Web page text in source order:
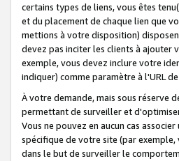
certains types de liens, vous êtes
et du placement de chaque lien que
mettions à votre disposition)
devez pas inciter les clients à ajouter
exemple, vous devez inclure votre
indiquer) comme paramètre à l'URL
À votre demande, mais sous réserve
permettant de surveiller et
Vous ne pouvez en aucun cas
spécifique de votre site (par
dans le but de surveiller le